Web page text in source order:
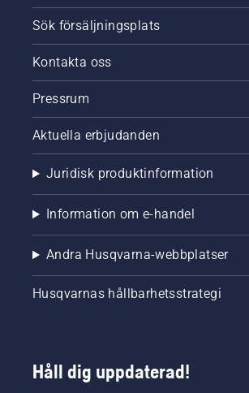
Sök försäljningsplats
Kontakta oss
Pressrum
Aktuella erbjudanden
Juridisk produktinformation
Information om e-handel
Andra Husqvarna-webbplatser
Husqvarnas hållbarhetsstrategi
Håll dig uppdaterad!